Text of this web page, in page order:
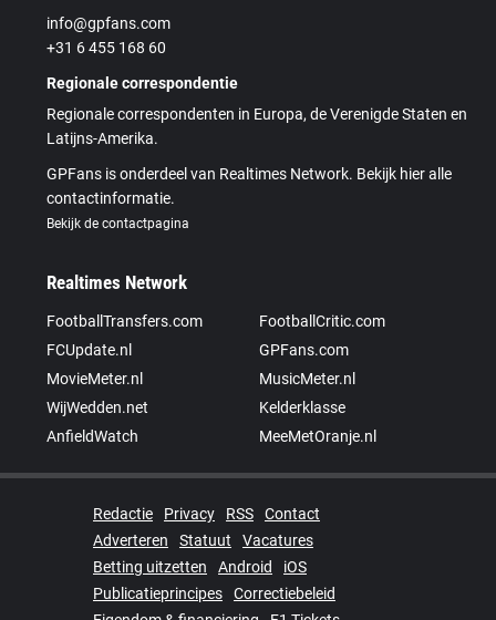
info@gpfans.com
+31 6 455 168 60
Regionale correspondentie
Regionale correspondenten in Europa, de Verenigde Staten en
Latijns-Amerika.
GPFans is onderdeel van Realtimes Network. Bekijk hier alle
contactinformatie.
Bekijk de contactpagina
Realtimes Network
FootballTransfers.com
FootballCritic.com
FCUpdate.nl
GPFans.com
MovieMeter.nl
MusicMeter.nl
WijWedden.net
Kelderklasse
AnfieldWatch
MeeMetOranje.nl
Redactie Privacy RSS
Contact
Adverteren
Statuut
Vacatures
Betting uitzetten
Android
iOS
Publicatieprincipes
Correctiebeleid